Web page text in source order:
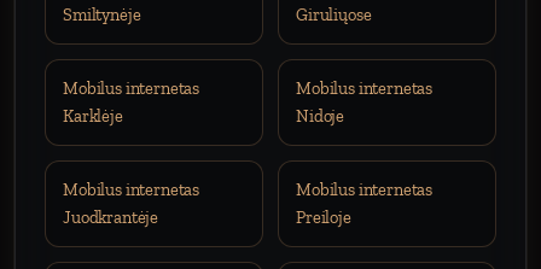
Smiltynėje
Giruliųose
Mobilus internetas
Karklėje
Mobilus internetas
Nidoje
Mobilus internetas
Juodkrantėje
Mobilus internetas
Preiloje